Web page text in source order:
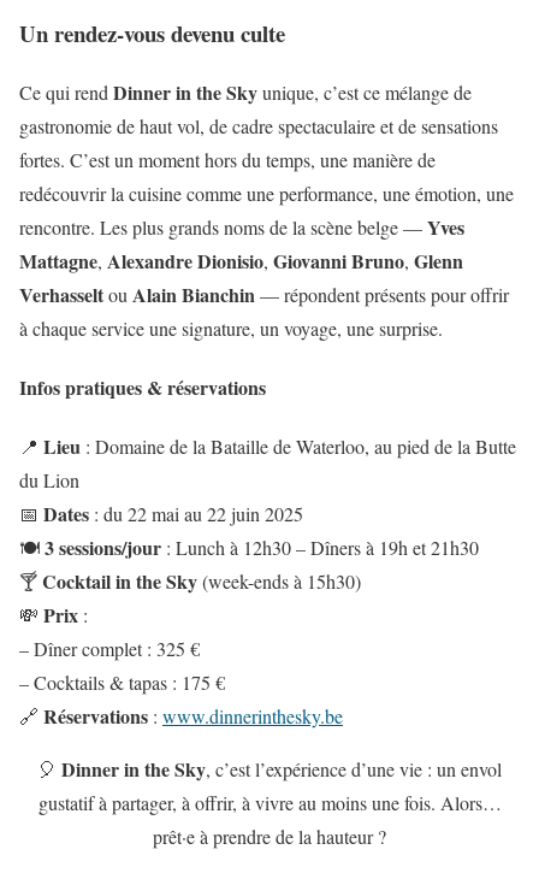
Un rendez-vous devenu culte
Ce qui rend Dinner in the Skyunique, c’est ce mélange de
gastronomie de haut vol, de cadre spectaculaire et de sensations
fortes. C’est un moment hors du temps, une manière de
redécouvrir la cuisine comme une performance, une émotion, une
rencontre. Les plus grands noms de la scène belge —Yves
Mattagne, Alexandre Dionisio, Giovanni Bruno, Glenn
Verhasseltou Alain Bianchin— répondent présents pour offrir
à chaque service une signature, un voyage, une surprise.
Infos pratiques & réservations
📍 Lieu : Domaine de la Bataille de Waterloo, au pied de la Butte
du Lion
📅 Dates : du 22 mai au 22 juin 2025
🍽️3 sessions/jour : Lunch à 12h30 – Dîners à 19h et 21h30
🍸Cocktail in the Sky(week-ends à 15h30)
💸 Prix :
– Dîner complet : 325 €
– Cocktails & tapas : 175 €
🔗 Réservations : www.dinnerinthesky.be
🎈 Dinner in the Sky, c’est l’expérience d’une vie : un envol
gustatif à partager, à offrir, à vivre au moins une fois. Alors…
prêt·e à prendre de la hauteur ?